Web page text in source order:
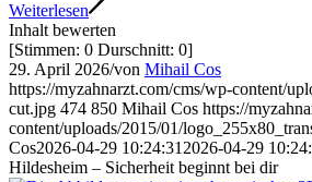
Weiterlesen
Inhalt bewerten
[Stimmen: 0 Durschnitt: 0]
29. April 2026/von Mihail Cos
https://myzahnarzt.com/cms/wp-content/
cut.jpg 474 850 Mihail Cos https://
content/uploads/2015/01/
Cos2026-04-29 10:24:31 2026-04-29
Hildesheim – Sicherheit beginnt bei dir